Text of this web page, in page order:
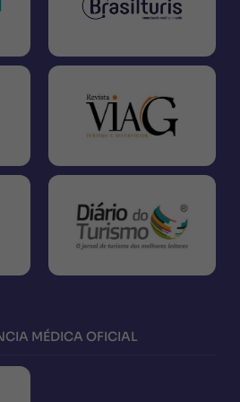
MÉDICA OFICIAL